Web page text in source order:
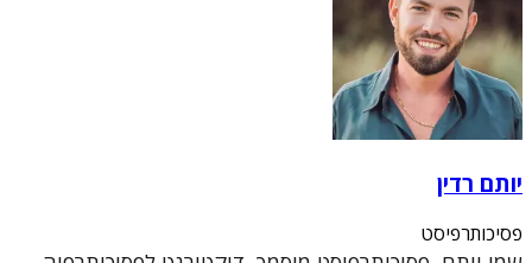
יותם רדין
פסיכותרפיסט